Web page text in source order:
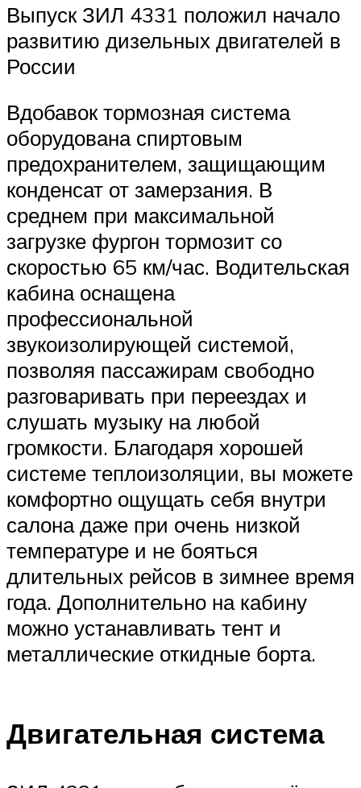
Выпуск ЗИЛ 4331 положил начало
развитию дизельных двигателей в
России
Вдобавок тормозная система
оборудована спиртовым
предохранителем, защищающим
конденсат от замерзания. В
среднем при максимальной
загрузке фургон тормозит со
скоростью 65 км/час. Водительская
кабина оснащена
профессиональной
звукоизолирующей системой,
позволяя пассажирам свободно
разговаривать при переездах и
слушать музыку на любой
громкости. Благодаря хорошей
системе теплоизоляции, вы можете
комфортно ощущать себя внутри
салона даже при очень низкой
температуре и не бояться
длительных рейсов в зимнее время
года. Дополнительно на кабину
можно устанавливать тент и
металлические откидные борта.
Двигательная система